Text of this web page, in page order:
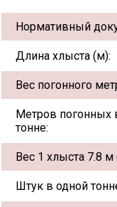
Нормативный
Длина хлыста (м):
Вес погонного
Метров погонных
тонне:
Вес 1 хлыста 7.8 м
Штук в одной